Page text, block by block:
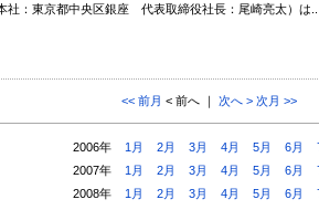
社：東京都中央区銀座 代表取締役社長：尾崎亮太）は
<< 前月 < 前へ ｜ 次へ > 次月 >>
2006年 1月 2月 3月 4月 5月 6月
2007年
1月 2月 3月 4月 5月 6月
2008年
1月 2月 3月 4月 5月 6月